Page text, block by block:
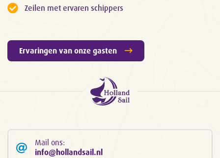
Zeilen met ervaren schippers
Ervaringen van onze gasten
Mail ons:
info@hollandsail.nl